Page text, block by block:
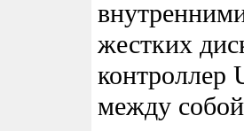
жестких
контроллер
между